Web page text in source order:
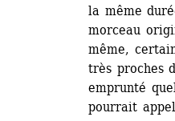
la même
morceau
même,
très proches
emprunté
pourrait